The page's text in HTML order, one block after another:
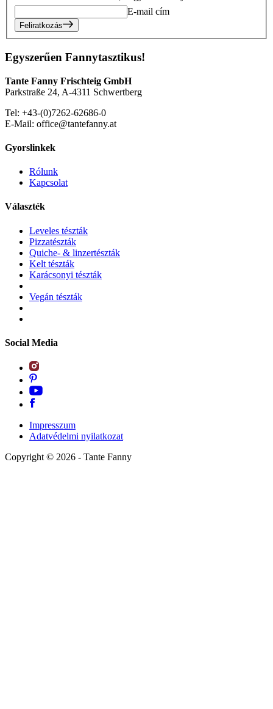
E-mail cím
Feliratkozás
Egyszerűen Fannytasztikus!
Tante Fanny Frischteig GmbH
Parkstraße 24, A-4311 Schwertberg
Tel: +43-(0)7262-62686-0
E-Mail: office@tantefanny.at
Gyorslinkek
Rólunk
Kapcsolat
Választék
Leveles tészták
Pizzatészták
Quiche- & linzertészták
Kelt tészták
Karácsonyi tészták
Vegán tészták
Social Media
Impresszum
Adatvédelmi nyilatkozat
Copyright © 2026 - Tante Fanny